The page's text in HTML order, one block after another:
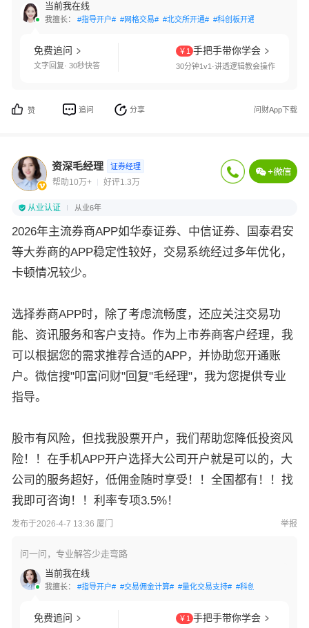
当前我在线
我擅长： #指导开户# #网格交易# #北交所开通# #科创板开通#
免费追问
文字回复· 30秒快答
￥1 手把手带你学会
30分钟1v1·讲透逻辑教会操作
赞 追问 分享 问财App下载
资深毛经理 证券经理
帮助10万+ 好评1.3万
从业认证 从业6年
2026年主流券商APP如华泰证券、中信证券、国泰君安
等大券商的APP稳定性较好，交易系统经过多年优化，
卡顿情况较少。
选择券商APP时，除了考虑流畅度，还应关注交易功
能、资讯服务和客户支持。作为上市券商客户经理，我
可以根据您的需求推荐合适的APP，并协助您开通账
户。微信搜"叩富问财"回复"毛经理"，我为您提供专业
指导。
股市有风险，但找我股票开户，我们帮助您降低投资风
险！！在手机APP开户选择大公司开户就是可以的，大
公司的服务超好，低佣金随时享受！！全国都有！！找
我即可咨询！！利率专项3.5%！
发布于2026-4-7 13:36 厦门 举报
问一问，专业解答少走弯路
当前我在线
我擅长： #指导开户# #交易佣金计算# #量化交易支持# #科创板开通#
免费追问 ￥1 手把手带你学会